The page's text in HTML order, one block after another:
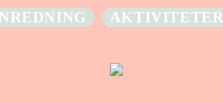
AKTIVITETER